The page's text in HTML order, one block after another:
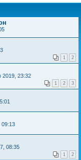
1 2
2019, 23:32
1 2 3
09:13
08:35
1 2